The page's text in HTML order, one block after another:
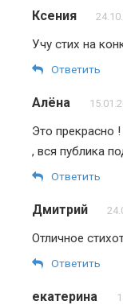
Ксения
Учу стих на
Ответить
Алёна
Это прекрасно
, вся публика
Ответить
Дмитрий
Отличное
Ответить
екатерина